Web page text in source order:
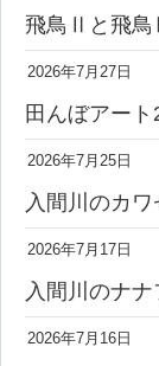
飛鳥Ⅱと飛鳥
2026年7月27日
田んぼアート
2026年7月25日
入間川のカワ
2026年7月17日
入間川のナ
2026年7月16日